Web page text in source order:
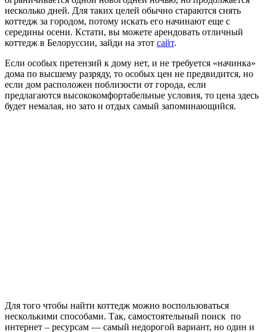
несколько дней. Для таких целей обычно стараются снять
коттедж за городом, потому искать его начинают еще с
середины осени. Кстати, вы можете арендовать отличный
коттедж в Белоруссии, зайди на этот сайт.
Если особых претензий к дому нет, и не требуется «начинка»
дома по высшему разряду, то особых цен не предвидится, но
если дом расположен поблизости от города, если
предлагаются высококомфортабельные условия, то цена здесь
будет немалая, но зато и отдых самый запоминающийся.
Для того чтобы найти коттедж можно воспользоваться
несколькими способами. Так, самостоятельный поиск по
интернет – ресурсам — самый недорогой вариант, но один и